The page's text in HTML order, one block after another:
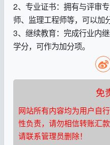
2、专业证书：拥有与评审
师、监理工程师等，可以加
3、继续教育：完成行业内
学分，可作为加分项。
免
网站所有内容均为用户自
性负责，请勿相信转账汇
请联系管理员删除！